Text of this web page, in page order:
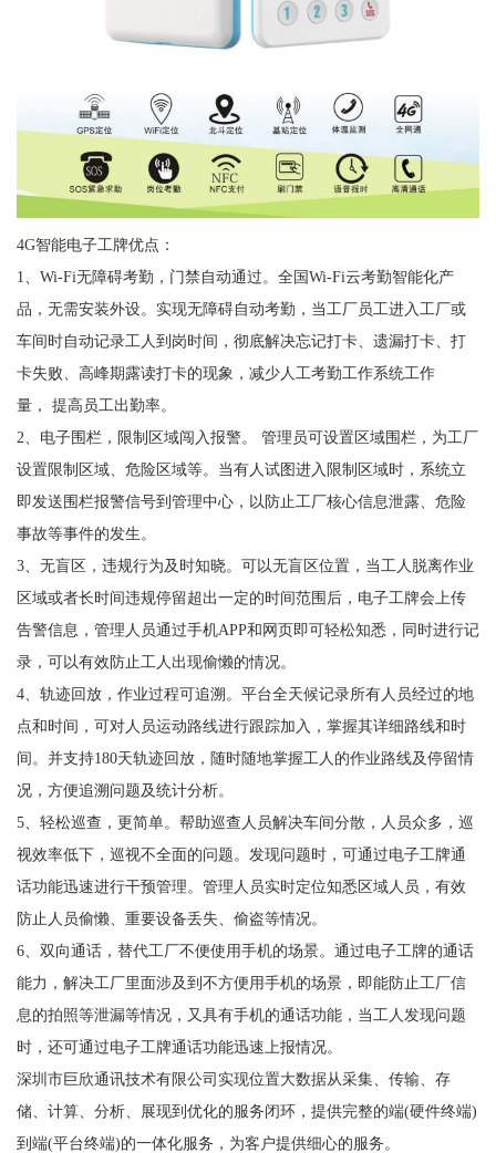
4G智能电子工牌优点：
1、Wi-Fi无障碍考勤，门禁自动通过。全国Wi-Fi云考勤智能化产
品，无需安装外设。实现无障碍自动考勤，当工厂员工进入工厂或
车间时自动记录工人到岗时间，彻底解决忘记打卡、遗漏打卡、打
卡失败、高峰期露读打卡的现象，减少人工考勤工作系统工作
量， 提高员工出勤率。
2、电子围栏，限制区域闯入报警。 管理员可设置区域围栏，为工厂
设置限制区域、危险区域等。当有人试图进入限制区域时，系统立
即发送围栏报警信号到管理中心，以防止工厂核心信息泄露、危险
事故等事件的发生。
3、无盲区，违规行为及时知晓。可以无盲区位置，当工人脱离作业
区域或者长时间违规停留超出一定的时间范围后，电子工牌会上传
告警信息，管理人员通过手机APP和网页即可轻松知悉，同时进行记
录，可以有效防止工人出现偷懒的情况。
4、轨迹回放，作业过程可追溯。平台全天候记录所有人员经过的地
点和时间，可对人员运动路线进行跟踪加入，掌握其详细路线和时
间。并支持180天轨迹回放，随时随地掌握工人的作业路线及停留情
况，方便追溯问题及统计分析。
5、轻松巡查，更简单。帮助巡查人员解决车间分散，人员众多，巡
视效率低下，巡视不全面的问题。发现问题时，可通过电子工牌通
话功能迅速进行干预管理。管理人员实时定位知悉区域人员，有效
防止人员偷懒、重要设备丢失、偷盗等情况。
6、双向通话，替代工厂不便使用手机的场景。通过电子工牌的通话
能力，解决工厂里面涉及到不方便用手机的场景，即能防止工厂信
息的拍照等泄漏等情况，又具有手机的通话功能，当工人发现问题
时，还可通过电子工牌通话功能迅速上报情况。
深圳市巨欣通讯技术有限公司实现位置大数据从采集、传输、存
储、计算、分析、展现到优化的服务闭环，提供完整的端(硬件终端)
到端(平台终端)的一体化服务，为客户提供细心的服务。